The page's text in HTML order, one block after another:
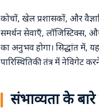
कोचों, खेल प्रशासकों, और
समर्थन सेवाएँ, लॉजिस्टिक्स,
का अनुभव होगा। सिद्धांत में,
पारिस्थितिकी तंत्र में नेविगेट
संभाव्यता के